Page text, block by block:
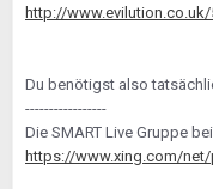
http://www.evilution.co.uk/
Du benötigst also
-----------------
Die SMART Live Gruppe
https://www.xing.com/